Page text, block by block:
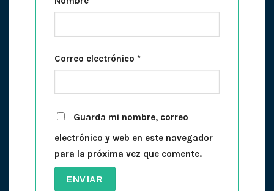
Correo electrónico *
Guarda mi nombre, correo
electrónico y web en este navegador
para la próxima vez que comente.